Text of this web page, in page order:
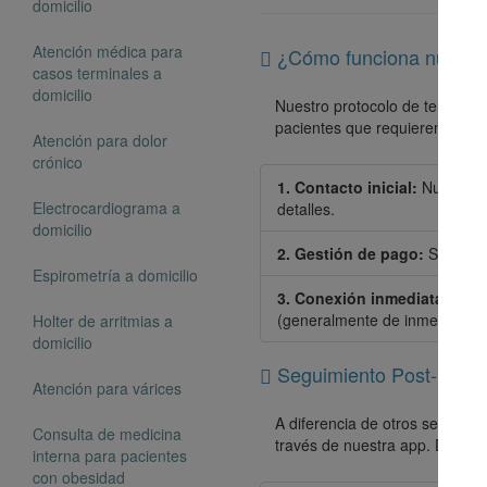
domicilio
Atención médica para
casos terminales a
domicilio
Atención para dolor
crónico
Electrocardiograma a
domicilio
Espirometría a domicilio
Holter de arritmias a
domicilio
Atención para várices
Consulta de medicina
interna para pacientes
con obesidad
¿Cómo funciona
Nuestro protocolo de
pacientes que requieren
1. Contacto inicial: Nuestra
detalles.
2. Gestión de pago: Se
3. Conexión inmediata:
(generalmente de inmediato).
Seguimiento Post-
A diferencia de otros
través de nuestra app.